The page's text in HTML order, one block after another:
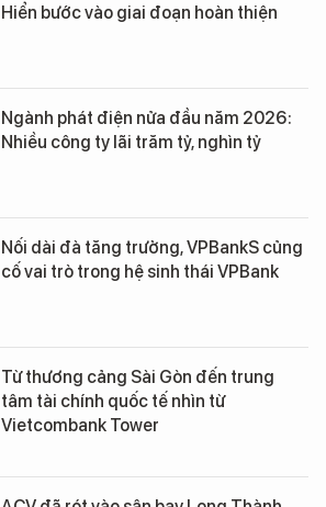
Hiển bước vào giai đoạn hoàn thiện
Ngành phát điện nửa đầu năm 2026:
Nhiều công ty lãi trăm tỷ, nghìn tỷ
Nối dài đà tăng trưởng, VPBankS củng
cố vai trò trong hệ sinh thái VPBank
Từ thương cảng Sài Gòn đến trung
tâm tài chính quốc tế nhìn từ
Vietcombank Tower